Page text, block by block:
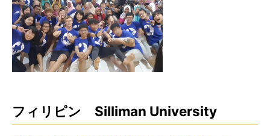
フィリピン Silliman University